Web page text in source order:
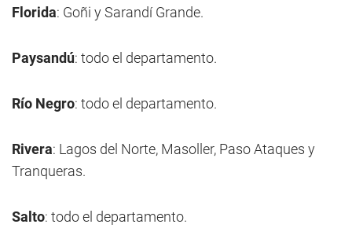
Florida: Goñi y Sarandí Grande.
Paysandú: todo el departamento.
Río Negro: todo el departamento.
Rivera: Lagos del Norte, Masoller, Paso Ataques y
Tranqueras.
Salto: todo el departamento.